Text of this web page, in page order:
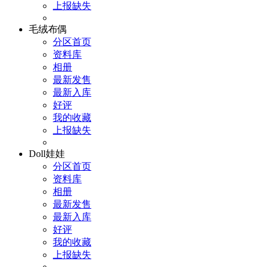
上报缺失
毛绒布偶
分区首页
资料库
相册
最新发售
最新入库
好评
我的收藏
上报缺失
Doll娃娃
分区首页
资料库
相册
最新发售
最新入库
好评
我的收藏
上报缺失